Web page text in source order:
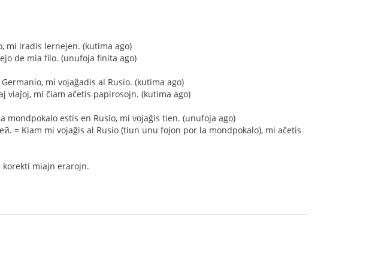
mi iradis lernejen. (kutima ago)
de mia filo. (unufoja finita ago)
mi vojaĝadis al Rusio. (kutima ago)
viaĵoj, mi ĉiam aĉetis papirosojn. (kutima ago)
mondpokalo estis en Rusio, mi vojaĝis tien. (unufoja ago)
= Kiam mi vojaĝis al Rusio (tiun unu fojon por la mondpokalo), mi aĉetis
korekti miajn erarojn.